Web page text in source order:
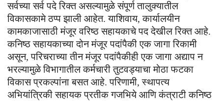
सर्वच्या सर्व पदे रिक्त असल्यामुळे संपूर्ण तालुक्यातील
विकासकामे ठप्प झाली आहेत. याशिवाय, कार्यालयीन
कामकाजासाठी मंजूर वरिष्ठ सहायकाचे पद देखील रिक्त आहे.
कनिष्ठ सहायकाच्या दोन मंजूर पदांपैकी एक जागा रिकामी
असून, परिचराच्या तीन मंजूर पदांपैकीही एक जागा अद्याप न
भरल्यामुळे विभागातील कर्मचारी तुटवड्याचा मोठा फटका
विकास प्रकल्पांना बसत आहे. परिणामी, स्थापत्य
अभियांत्रिकी सहायक प्रतीक गजभिये आणि कंत्राटी कनिष्ठ